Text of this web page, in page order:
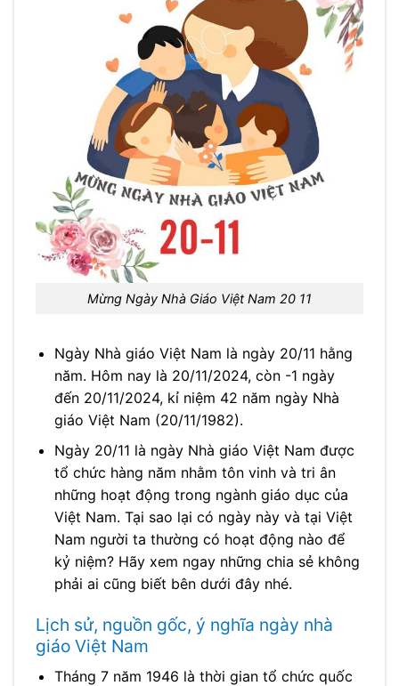
Mừng Ngày Nhà Giáo Việt Nam 20 11
Ngày Nhà giáo Việt Nam là ngày 20/11 hằng
năm. Hôm nay là 20/11/2024, còn -1 ngày
đến 20/11/2024, kỉ niệm 42 năm ngày Nhà
giáo Việt Nam (20/11/1982).
Ngày 20/11 là ngày Nhà giáo Việt Nam được
tổ chức hàng năm nhằm tôn vinh và tri ân
những hoạt động trong ngành giáo dục của
Việt Nam. Tại sao lại có ngày này và tại Việt
Nam người ta thường có hoạt động nào để
kỷ niệm? Hãy xem ngay những chia sẻ không
phải ai cũng biết bên dưới đây nhé.
Lịch sử, nguồn gốc, ý nghĩa ngày nhà
giáo Việt Nam
Tháng 7 năm 1946 là thời gian tổ chức quốc